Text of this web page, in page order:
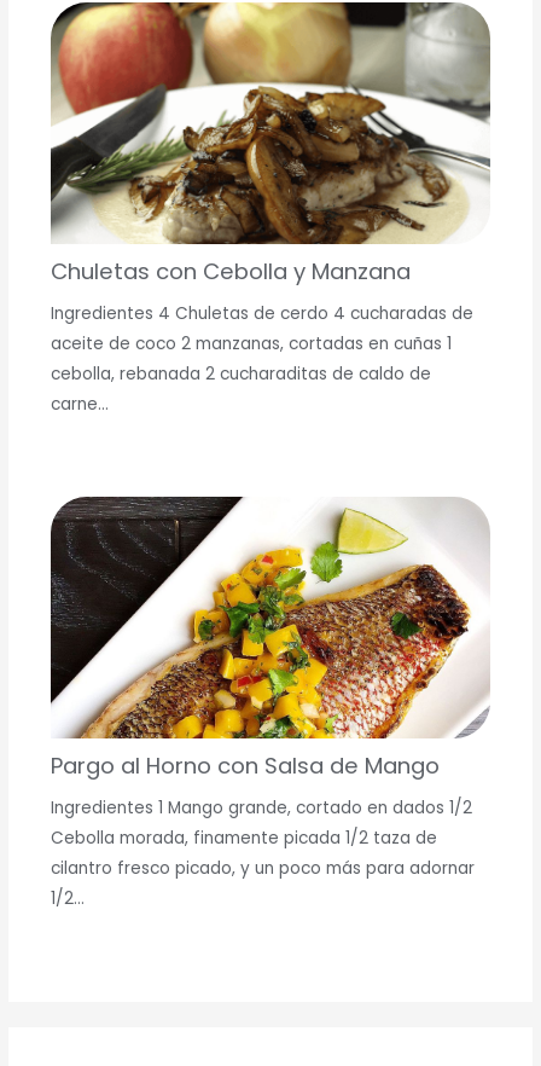
Chuletas con Cebolla y Manzana
Ingredientes 4 Chuletas de cerdo 4 cucharadas de
aceite de coco 2 manzanas, cortadas en cuñas 1
cebolla, rebanada 2 cucharaditas de caldo de
carne…
Pargo al Horno con Salsa de Mango
Ingredientes 1 Mango grande, cortado en dados 1/2
Cebolla morada, finamente picada 1/2 taza de
cilantro fresco picado, y un poco más para adornar
1/2…